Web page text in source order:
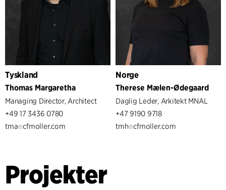
Tyskland
Thomas Margaretha
Managing Director, Architect
+49 17 3436 0780
tma
cfmoller.com
Norge
Therese Mælen-Ødegaard
Daglig Leder, Arkitekt MNAL
+47 9190 9718
tmh
cfmoller.com
Projekter